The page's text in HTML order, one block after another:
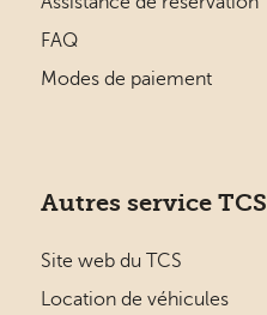
FAQ
Modes de paiement
Autres service TCS
Site web du TCS
Location de véhicules